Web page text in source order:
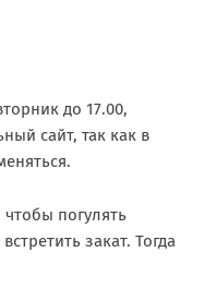
до 17.00,
сайт, так как в
погулять
закат. Тогда